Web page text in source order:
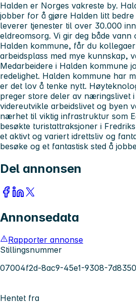
Halden er Norges vakreste by.
jobber for å gjøre Halden litt
leverer tjenester til over 30.000
eldreomsorg. Vi gir deg både
Halden kommune, får du
arbeidsplass med mye kunnskap,
Medarbeidere i Halden kommune
redelighet. Halden kommune har
er det lov å tenke nytt.
preger store deler av næringslivet
videreutvikle arbeidslivet og byen
nærhet til viktig infrastruktur som
besøkte turistattraksjoner i
et aktivt og variert idrettsliv og
besøke og et fantastisk sted å
Del annonsen
Annonsedata
Rapporter annonse
Stillingsnummer
07004f2d-8ac9-45e1-9308-
Hentet fra